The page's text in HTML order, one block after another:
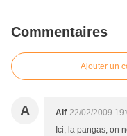
Commentaires
Ajouter un
A Alf 22/02/2009
Ici, la pangas, on